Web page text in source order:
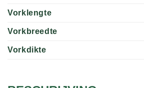
Vorklengte
Vorkbreedte
Vorkdikte